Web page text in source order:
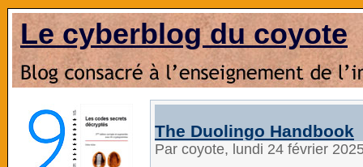
Le cyberblog du coyote
The Duolingo Handbook
Par coyote, lundi 24 février